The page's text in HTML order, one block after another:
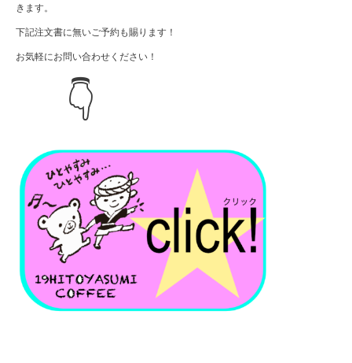
きます。
下記注文書に無いご予約も賜ります！
お気軽にお問い合わせください！
👇